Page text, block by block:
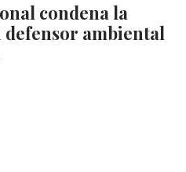
condena la
defensor ambiental